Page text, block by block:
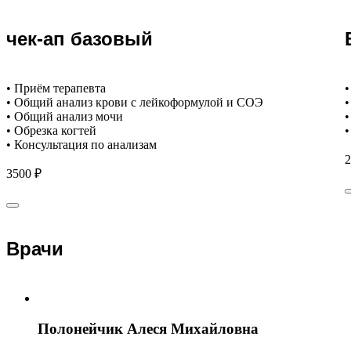
чек-ап базовый
• Приём терапевта
• Общий анализ крови с лейкоформулой и СОЭ
• Общий анализ мочи
• Обрезка когтей
• Консультация по анализам
3500 ₽
Врачи
Полонейчик Алеся Михайловна